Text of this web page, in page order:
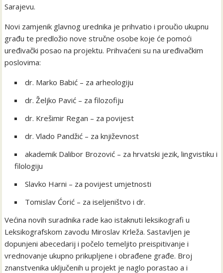
Sarajevu.
Novi zamjenik glavnog urednika je prihvatio i proučio ukupnu
građu te predložio nove stručne osobe koje će pomoći
uređivački posao na projektu. Prihvaćeni su na uređivačkim
poslovima:
dr. Marko Babić – za arheologiju
dr. Željko Pavić – za filozofiju
dr. Krešimir Regan – za povijest
dr. Vlado Pandžić – za književnost
akademik Dalibor Brozović – za hrvatski jezik, lingvistiku i
filologiju
Slavko Harni – za povijest umjetnosti
Tomislav Ćorić – za iseljeništvo i dr.
Većina novih suradnika rade kao istaknuti leksikografi u
Leksikografskom zavodu Miroslav Krleža. Sastavljen je
dopunjeni abecedarij i počelo temeljito preispitivanje i
vrednovanje ukupno prikupljene i obrađene građe. Broj
znanstvenika uključenih u projekt je naglo porastao a i